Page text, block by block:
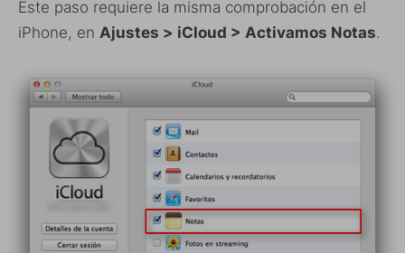
Este paso requiere la misma comprobación en el
iPhone, en Ajustes > iCloud > Activamos Notas.